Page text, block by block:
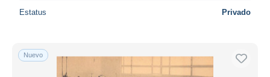
Estatus Privado
Nuevo